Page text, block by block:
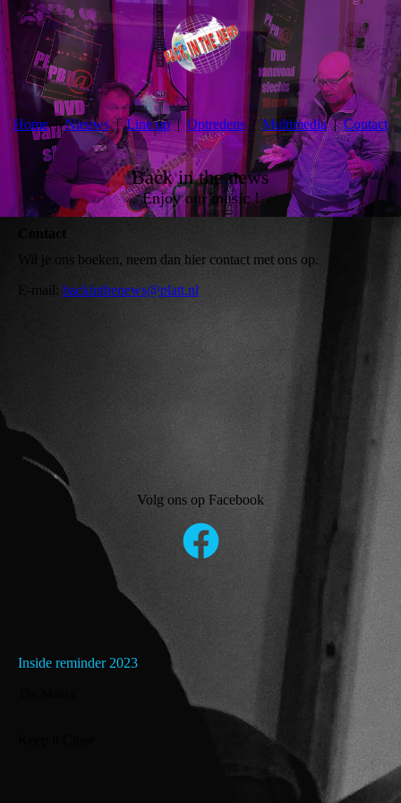
Home Nieuws Line up Optredens Multimedia Contact
Back in the news
Enjoy our music !
Contact
Wil je ons boeken, neem dan hier contact met ons op.
E-mail: backinthenews@platt.nl
Volg ons op Facebook
Inside reminder 2023